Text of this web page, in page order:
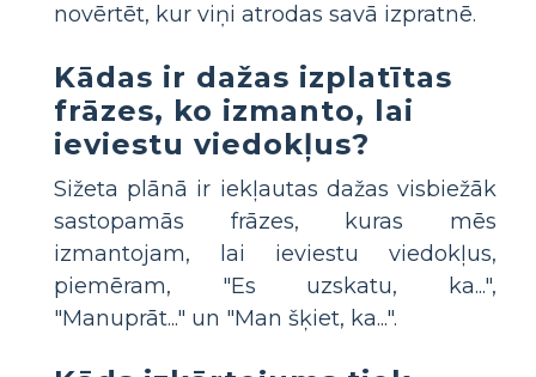
novērtēt, kur viņi atrodas savā izpratnē.
Kādas ir dažas izplatītas
frāzes, ko izmanto, lai
ieviestu viedokļus?
Sižeta plānā ir iekļautas dažas visbiežāk
sastopamās frāzes, kuras mēs
izmantojam, lai ieviestu viedokļus,
piemēram, "Es uzskatu, ka...",
"Manuprāt..." un "Man šķiet, ka...".